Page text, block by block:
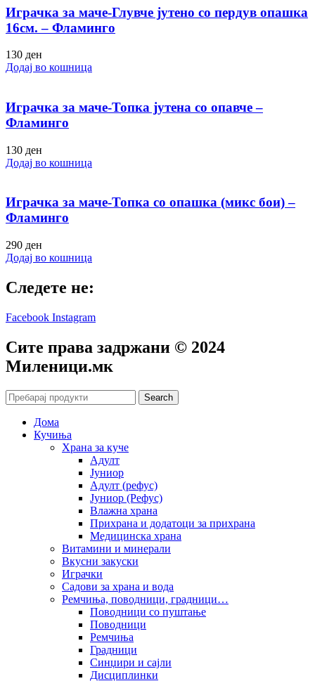
Играчка за маче-Глувче јутено со пердув опашка
16см. – Фламинго
130 ден
Додај во кошница
Играчка за маче-Топка јутена со опавче –
Фламинго
130 ден
Додај во кошница
Играчка за маче-Топка со опашка (микс бои) –
Фламинго
290 ден
Додај во кошница
Следете не:
Facebook Instagram
Сите права задржани © 2024
Mиленици.мк
Search
Дома
Кучиња
Храна за куче
Адулт
Јуниор
Адулт (рефус)
Јуниор (Рефус)
Влажна храна
Прихрана и додатоци за прихрана
Медицинска храна
Витамини и минерали
Вкусни закуски
Играчки
Садови за храна и вода
Ремчиња, поводници, градници…
Поводници со пуштање
Поводници
Ремчиња
Градници
Синџири и сајли
Дисциплинки